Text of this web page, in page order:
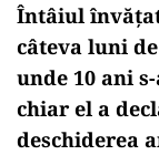
Întâiul
câteva luni
unde 10 ani
chiar el a
deschiderea